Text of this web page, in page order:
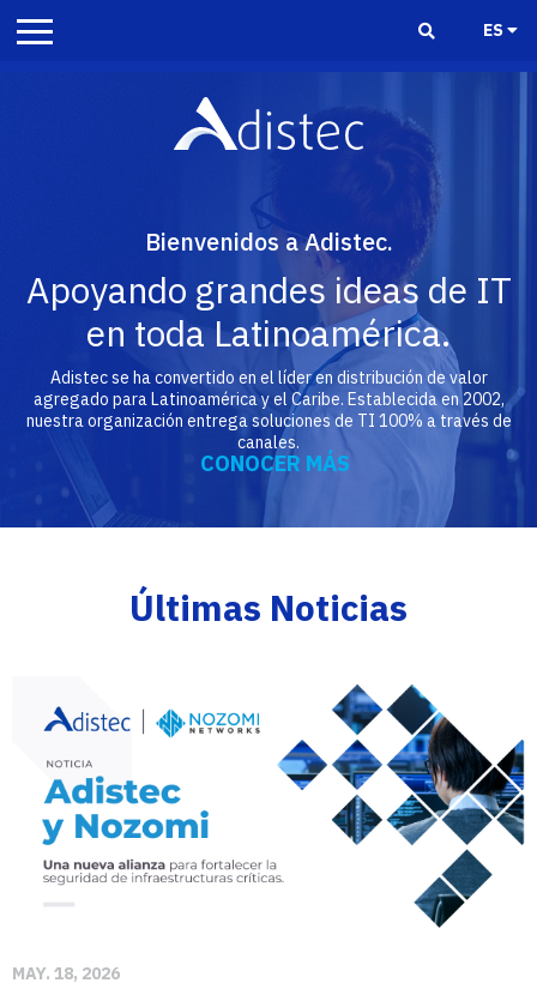
ES
Bienvenidos a Adistec.
Apoyando grandes ideas de IT
en toda Latinoamérica.
Adistec se ha convertido en el líder en distribución de valor
agregado para Latinoamérica y el Caribe. Establecida en 2002,
nuestra organización entrega soluciones de TI 100% a través de
canales.
CONOCER MÁS
Últimas Noticias
MAY. 18, 2026